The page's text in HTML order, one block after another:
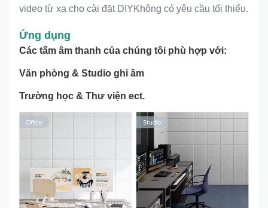
video từ xa cho cài đặt DIYKhông có yêu cầu tối thiểu.
Ứng dụng
Các tấm âm thanh của chúng tôi phù hợp với:
Văn phòng & Studio ghi âm
Trường học & Thư viện ect.